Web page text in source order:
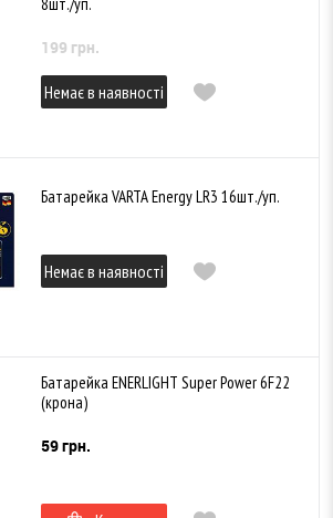
199 грн.
Немає в наявності
Батарейка VARTA Energy LR3 16шт./уп.
Немає в наявності
Батарейка ENERLIGHT Super Power 6F22
(крона)
59 грн.